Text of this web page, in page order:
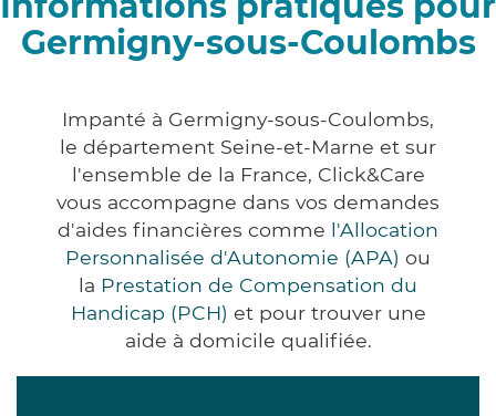
Germigny-sous-Coulombs
Impanté à Germigny-sous-Coulombs,
le département Seine-et-Marne et sur
l'ensemble de la France, Click&Care
vous accompagne dans vos demandes
d'aides financières comme l'Allocation
Personnalisée d'Autonomie (APA) ou
la Prestation de Compensation du
Handicap (PCH) et pour trouver une
aide à domicile qualifiée.